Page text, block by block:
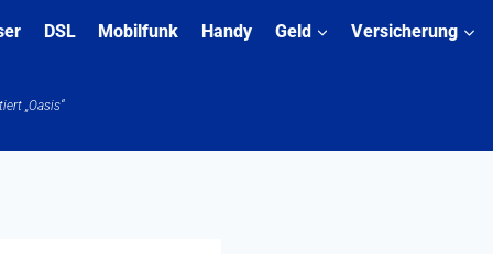
DSL Mobilfunk Handy Geld Versicherung
„Oasis“